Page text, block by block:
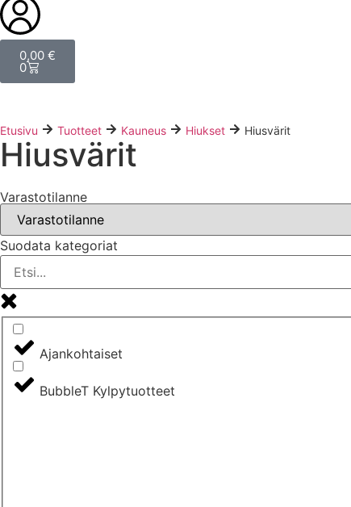
0,00 €
0
Etusivu Tuotteet Kauneus Hiukset Hiusvärit
Hiusvärit
Varastotilanne
Suodata kategoriat
Ajankohtaiset
BubbleT Kylpytuotteet